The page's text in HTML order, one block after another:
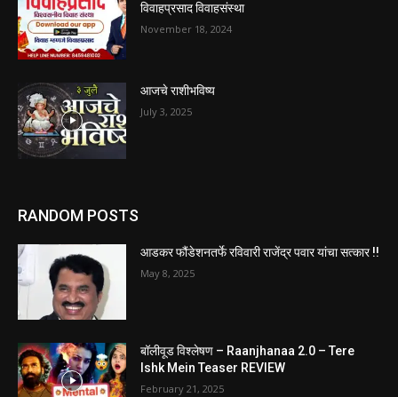
विवाहप्रसाद विवाहसंस्था
November 18, 2024
आजचे राशीभविष्य
July 3, 2025
RANDOM POSTS
आडकर फौंडेशनतर्फे रविवारी राजेंद्र पवार यांचा सत्कार !!
May 8, 2025
बॉलीवूड विश्लेषण – Raanjhanaa 2.0 – Tere
Ishk Mein Teaser REVIEW
February 21, 2025